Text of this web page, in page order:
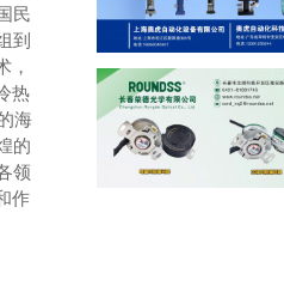
民
到
，
热
海
的
领
作